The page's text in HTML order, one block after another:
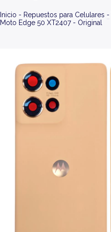
Inicio - Repuestos para Celulares -
Moto Edge 50 XT2407 - Original